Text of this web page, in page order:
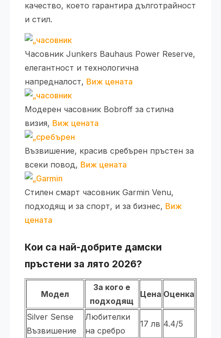
качество, което гарантира дълготрайност
и стил.
Часовник Junkers Bauhaus Power Reserve,
елегантност и технологична
напредналост, Виж цената
Модерен часовник Bobroff за стилна
визия, Виж цената
Възвишение, красив сребърен пръстен за
всеки повод, Виж цената
Стилен смарт часовник Garmin Venu,
подходящ и за спорт, и за бизнес, Виж
цената
Кои са най-добрите дамски
пръстени за лято 2026?
Модел
За кого е
подходящ
Цена Оценка
Silver Sense
Възвишение
Любителки
на сребро
17 лв 4.4/5